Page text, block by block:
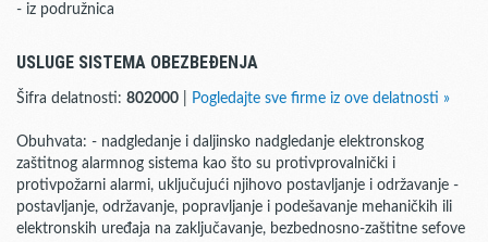
- iz podružnica
USLUGE SISTEMA OBEZBEĐENJA
Šifra delatnosti: 802000 Pogledajte sve firme iz ove delatnosti »
Obuhvata: - nadgledanje i daljinsko nadgledanje elektronskog
zaštitnog alarmnog sistema kao što su protivprovalnički i
protivpožarni alarmi, uključujući njihovo postavljanje i održavanje -
postavljanje, održavanje, popravljanje i podešavanje mehaničkih ili
elektronskih uređaja na zaključavanje, bezbednosno-zaštitne sefove